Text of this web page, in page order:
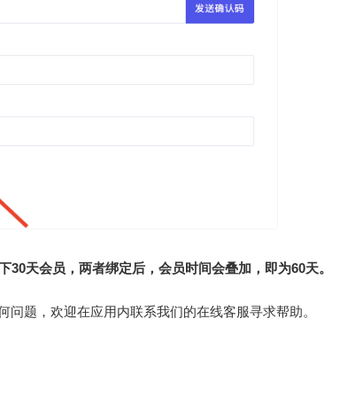
天会员，两者绑定后，会员时间会叠加，即为60天。
题，欢迎在应用内联系我们的在线客服寻求帮助。